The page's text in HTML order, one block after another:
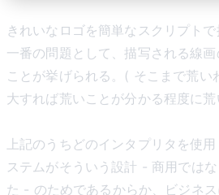
きれいなロゴを簡単なスクリプトで
一番の問題として、描写される線
ことが挙げられる。( そこまで荒い
大すれば荒いことが分かる程度に
上記のうちどのインタプリタを使
ステムがそういう設計 - 商用では
た - のためであるからか、ビジネ